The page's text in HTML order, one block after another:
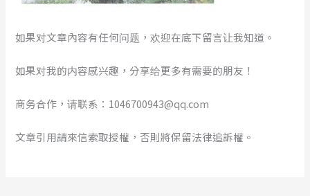
如果对文章內容有任何问题，欢迎在底下留言让我知道。
如果对我的内容感兴趣，分享给更多有需要的朋友！
商务合作，请联系：1046700943@qq.com
文章引用請來信索取授權，否則將保留法律追訴權。